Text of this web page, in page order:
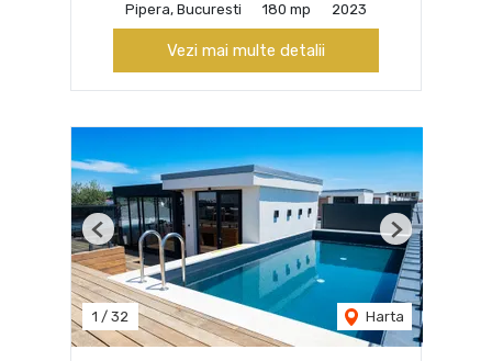
Pipera, Bucuresti
180 mp 2023
Vezi mai multe detalii
1 / 32 Harta
Previous Next